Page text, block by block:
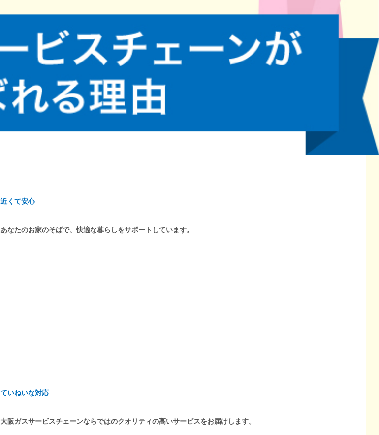
近くて安心
あなたのお家のそばで、快適な暮らしをサポートしています。
ていねいな対応
大阪ガスサービスチェーンならではのクオリティの高いサービスをお届けします。